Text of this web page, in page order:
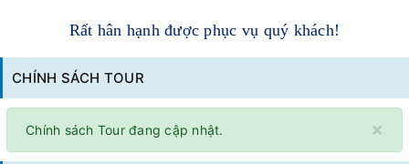
Rất hân hạnh được phục vụ quý khách!
CHÍNH SÁCH TOUR
×
Chính sách Tour đang cập nhật.